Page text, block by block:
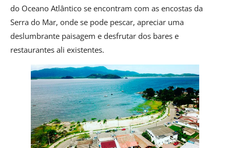
do Oceano Atlântico se encontram com as encostas da
Serra do Mar, onde se pode pescar, apreciar uma
deslumbrante paisagem e desfrutar dos bares e
restaurantes ali existentes.